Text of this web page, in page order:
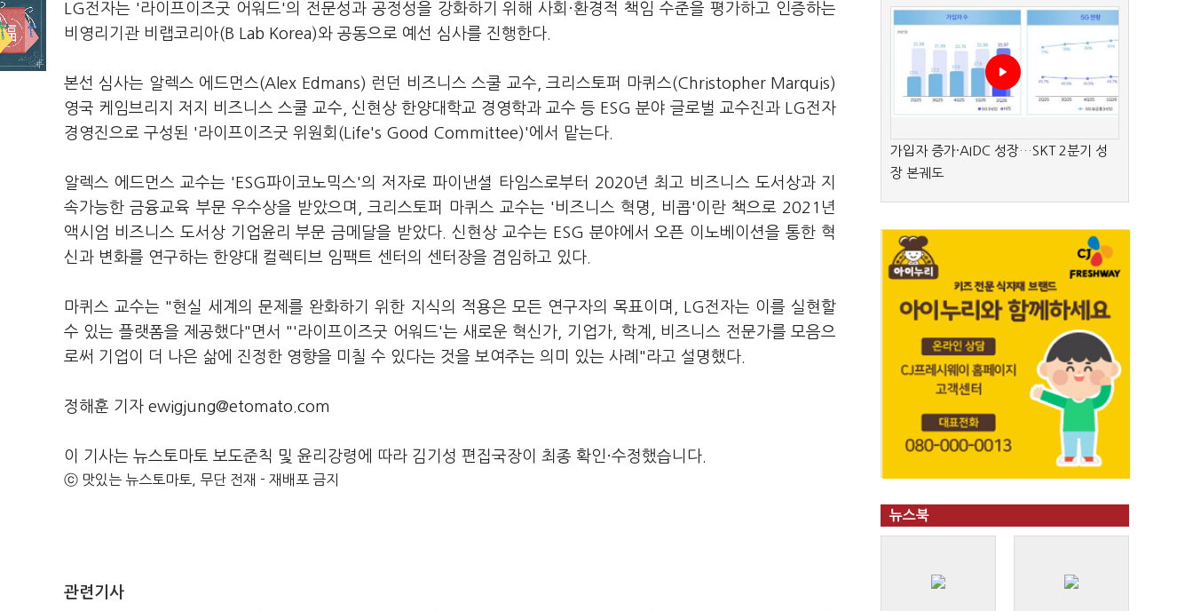
LG전자는 '라이프이즈굿 어워드'의 전문성과 공정성을 강화하기 위해 사회·환경적 책임 수준을 평가하고 인증하는
비영리기관 비랩코리아(B Lab Korea)와 공동으로 예선 심사를 진행한다.
본선 심사는 알렉스 에드먼스(Alex Edmans) 런던 비즈니스 스쿨 교수, 크리스토퍼 마퀴스(Christopher Marquis)
영국 케임브리지 저지 비즈니스 스쿨 교수, 신현상 한양대학교 경영학과 교수 등 ESG 분야 글로벌 교수진과 LG전자
경영진으로 구성된 '라이프이즈굿 위원회(Life's Good Committee)'에서 맡는다.
알렉스 에드먼스 교수는 'ESG파이코노믹스'의 저자로 파이낸셜 타임스로부터 2020년 최고 비즈니스 도서상과 지
속가능한 금융교육 부문 우수상을 받았으며, 크리스토퍼 마퀴스 교수는 '비즈니스 혁명, 비콥'이란 책으로 2021년
액시엄 비즈니스 도서상 기업윤리 부문 금메달을 받았다. 신현상 교수는 ESG 분야에서 오픈 이노베이션을 통한 혁
신과 변화를 연구하는 한양대 컬렉티브 임팩트 센터의 센터장을 겸임하고 있다.
마퀴스 교수는 "현실 세계의 문제를 완화하기 위한 지식의 적용은 모든 연구자의 목표이며, LG전자는 이를 실현할
수 있는 플랫폼을 제공했다"면서 "'라이프이즈굿 어워드'는 새로운 혁신가, 기업가, 학계, 비즈니스 전문가를 모음으
로써 기업이 더 나은 삶에 진정한 영향을 미칠 수 있다는 것을 보여주는 의미 있는 사례"라고 설명했다.
정해훈 기자 ewigjung@etomato.com
이 기사는 뉴스토마토 보도준칙 및 윤리강령에 따라 김기성 편집국장이 최종 확인·수정했습니다.
ⓒ 맛있는 뉴스토마토, 무단 전재 - 재배포 금지
관련기사
가입자 증가·AIDC 성장…SKT 2분기 성
장 본궤도
뉴스북